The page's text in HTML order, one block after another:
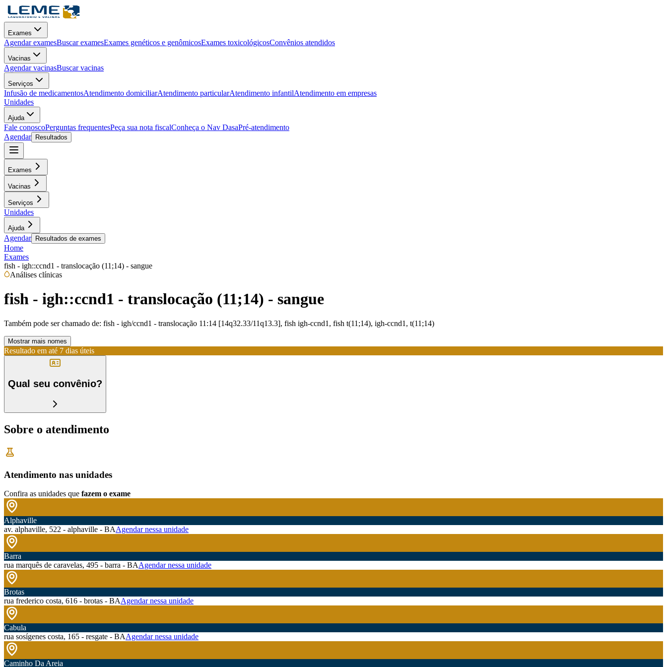
Exames
Agendar examesBuscar examesExames genéticos e genômicosExames toxicológicosConvênios atendidos
Vacinas
Agendar vacinasBuscar vacinas
Serviços
Infusão de medicamentosAtendimento domiciliarAtendimento particularAtendimento infantilAtendimento em empresas
Unidades
Ajuda
Fale conoscoPerguntas frequentesPeça sua nota fiscalConheça o Nav DasaPré-atendimento
Agendar
Resultados
Exames
Vacinas
Serviços
Unidades
Ajuda
Agendar Resultados de exames
Home
Exames
fish - igh::ccnd1 - translocação (11;14) - sangue
Análises clínicas
fish - igh::ccnd1 - translocação (11;14) - sangue
Também pode ser chamado de: fish - igh/ccnd1 - translocação 11:14 [14q32.33/11q13.3], fish igh-ccnd1, fish t(11;14), igh-ccnd1, t(11;14)
Mostrar mais nomes
Resultado em até 7 dias úteis
Qual seu convênio?
Sobre o atendimento
Atendimento nas unidades
Confira as unidades que fazem o exame
Alphaville
av. alphaville, 522 - alphaville - BAAgendar nessa unidade
Barra
rua marquês de caravelas, 495 - barra - BAAgendar nessa unidade
Brotas
rua frederico costa, 616 - brotas - BAAgendar nessa unidade
Cabula
rua sosígenes costa, 165 - resgate - BAAgendar nessa unidade
Caminho Da Areia